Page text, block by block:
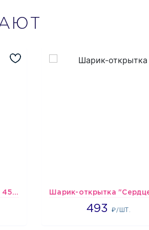
Шарик-открытка "Звезда 45 см" №1
493₽/ШТ.
493